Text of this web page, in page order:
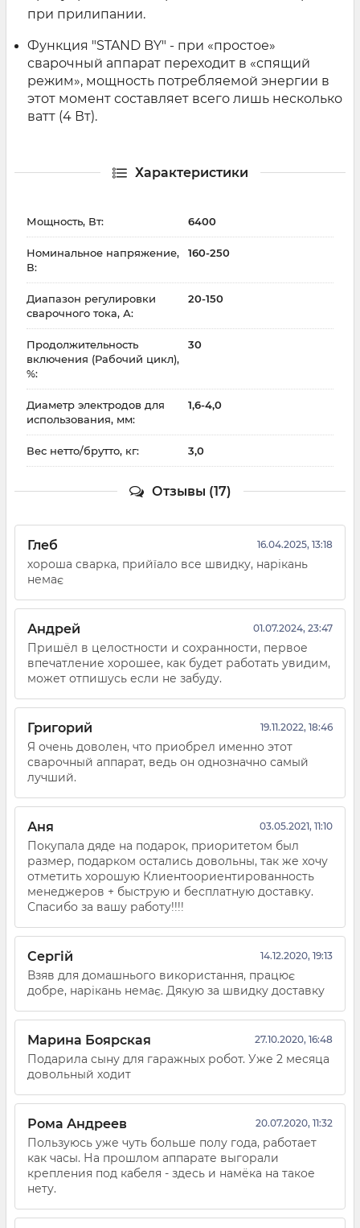
при прилипании.
Функция "STAND BY" - при «простое»
сварочный аппарат переходит в «спящий
режим», мощность потребляемой энергии в
этот момент составляет всего лишь несколько
ватт (4 Вт).
Характеристики
Мощность, Вт: 6400
Номинальное напряжение,
В:
160-250
Диапазон регулировки
сварочного тока, А:
20-150
Продолжительность
включения (Рабочий цикл),
%:
30
Диаметр электродов для
использования, мм:
1,6-4,0
Вес нетто/брутто, кг: 3,0
Отзывы (17)
Глеб 16.04.2025, 13:18
хороша сварка, прийїало все швидку, нарікань
немає
Андрей 01.07.2024, 23:47
Пришёл в целостности и сохранности, первое
впечатление хорошее, как будет работать увидим,
может отпишусь если не забуду.
Григорий 19.11.2022, 18:46
Я очень доволен, что приобрел именно этот
сварочный аппарат, ведь он однозначно самый
лучший.
Аня 03.05.2021, 11:10
Покупала дяде на подарок, приоритетом был
размер, подарком остались довольны, так же хочу
отметить хорошую Клиентоориентированность
менеджеров + быструю и бесплатную доставку.
Спасибо за вашу работу!!!!
Сергій 14.12.2020, 19:13
Взяв для домашнього використання, працює
добре, нарікань немає. Дякую за швидку доставку
Марина Боярская 27.10.2020, 16:48
Подарила сыну для гаражных робот. Уже 2 месяца
довольный ходит
Рома Андреев 20.07.2020, 11:32
Пользуюсь уже чуть больше полу года, работает
как часы. На прошлом аппарате выгорали
крепления под кабеля - здесь и намёка на такое
нету.